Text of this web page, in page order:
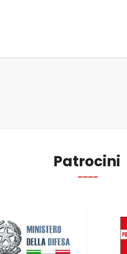
Patrocini